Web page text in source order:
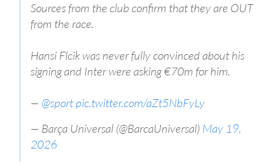
Sources from the club confirm that they are OUT
from the race.
Hansi Flcik was never fully convinced about his
signing and Inter were asking €70m for him.
— @sport pic.twitter.com/aZt5NbFyLy
— Barça Universal (@BarcaUniversal) May 19,
2026